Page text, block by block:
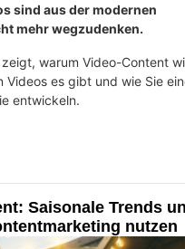
sind aus der modernen
mehr wegzudenken.
warum Video-Content
Videos es gibt und wie Sie
entwickeln.
Saisonale Trends
nutzen